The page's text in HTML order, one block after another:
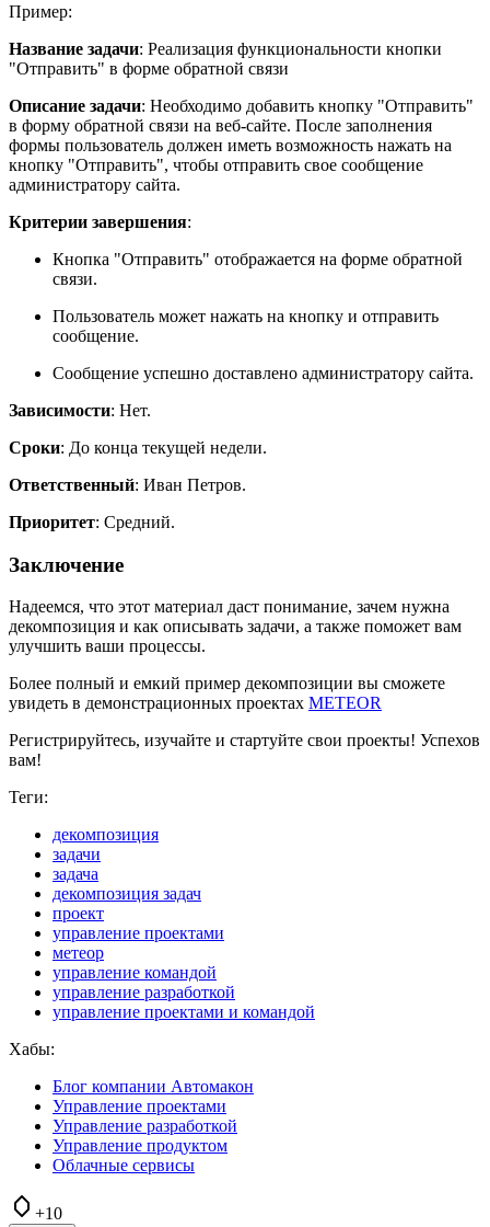
Пример:
Название задачи: Реализация функциональности кнопки
"Отправить" в форме обратной связи
Описание задачи: Необходимо добавить кнопку "Отправить"
в форму обратной связи на веб-сайте. После заполнения
формы пользователь должен иметь возможность нажать на
кнопку "Отправить", чтобы отправить свое сообщение
администратору сайта.
Критерии завершения:
Кнопка "Отправить" отображается на форме обратной
связи.
Пользователь может нажать на кнопку и отправить
сообщение.
Сообщение успешно доставлено администратору сайта.
Зависимости: Нет.
Сроки: До конца текущей недели.
Ответственный: Иван Петров.
Приоритет: Средний.
Заключение
Надеемся, что этот материал даст понимание, зачем нужна
декомпозиция и как описывать задачи, а также поможет вам
улучшить ваши процессы.
Более полный и емкий пример декомпозиции вы сможете
увидеть в демонстрационных проектах METEOR
Регистрируйтесь, изучайте и стартуйте свои проекты! Успехов
вам!
Теги:
декомпозиция
задачи
задача
декомпозиция задач
проект
управление проектами
метеор
управление командой
управление разработкой
управление проектами и командой
Хабы:
Блог компании Автомакон
Управление проектами
Управление разработкой
Управление продуктом
Облачные сервисы
+10